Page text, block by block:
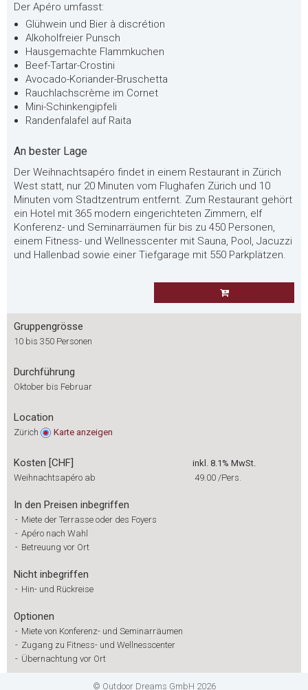
Der Apéro umfasst:
Glühwein und Bier à discrétion
Alkoholfreier Punsch
Hausgemachte Flammkuchen
Beef-Tartar-Crostini
Avocado-Koriander-Bruschetta
Rauchlachscrème im Cornet
Mini-Schinkengipfeli
Randenfalafel auf Raita
An bester Lage
Der Weihnachtsapéro findet in einem Restaurant in Zürich
West statt, nur 20 Minuten vom Flughafen Zürich und 10
Minuten vom Stadtzentrum entfernt. Zum Restaurant gehört
ein Hotel mit 365 modern eingerichteten Zimmern, elf
Konferenz- und Seminarräumen für bis zu 450 Personen,
einem Fitness- und Wellnesscenter mit Sauna, Pool, Jacuzzi
und Hallenbad sowie einer Tiefgarage mit 550 Parkplätzen.
Gruppengrösse
10 bis 350 Personen
Durchführung
Oktober bis Februar
Location
Zürich Karte anzeigen
Kosten [CHF]
inkl. 8.1% MwSt.
Weihnachtsapéro ab
49.00 /Pers.
In den Preisen inbegriffen
- Miete der Terrasse oder des Foyers
- Apéro nach Wahl
- Betreuung vor Ort
Nicht inbegriffen
- Hin- und Rückreise
Optionen
- Miete von Konferenz- und Seminarräumen
- Zugang zu Fitness- und Wellnesscenter
- Übernachtung vor Ort
© Outdoor Dreams GmbH 2026